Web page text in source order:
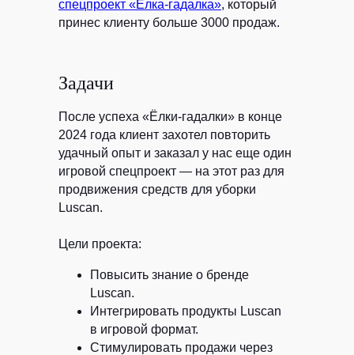
спецпроект «Ёлка-гадалка», который
принес клиенту больше 3000 продаж.
Задачи
После успеха «Ёлки-гадалки» в конце
2024 года клиент захотел повторить
удачный опыт и заказал у нас еще один
игровой спецпроект — на этот раз для
продвижения средств для уборки
Luscan.
Цели проекта:
Повысить знание о бренде
Luscan.
Интегрировать продукты Luscan
в игровой формат.
Стимулировать продажи через